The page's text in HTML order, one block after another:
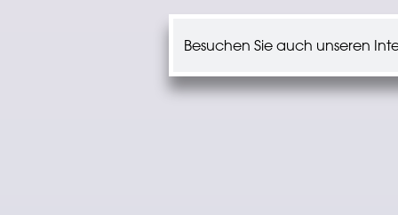
Besuchen Sie auch unseren